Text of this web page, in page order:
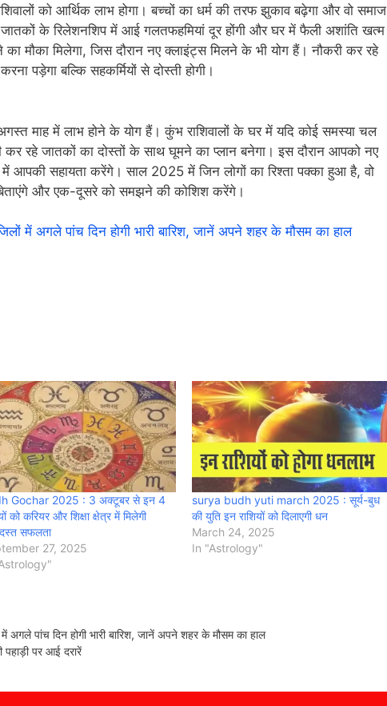
को आर्थिक लाभ होगा। बच्चों का धर्म की तरफ झुकाव बढ़ेगा और वो समाज
के रिलेशनशिप में आई गलतफहमियां दूर होंगी और घर में फैली अशांति खत्म
का मौका मिलेगा, जिस दौरान नए क्लाइंट्स मिलने के भी योग हैं। नौकरी कर रहे
पड़ेगा बल्कि सहकर्मियों से दोस्ती होगी।
माह में लाभ होने के योग हैं। कुंभ राशिवालों के घर में यदि कोई समस्या चल
कर रहे जातकों का दोस्तों के साथ घूमने का प्लान बनेगा। इस दौरान आपको नए
में आपकी सहायता करेंगे। साल 2025 में जिन लोगों का रिश्ता पक्का हुआ है, वो
और एक-दूसरे को समझने की कोशिश करेंगे।
अगले पांच दिन होगी भारी बारिश, जानें अपने शहर के मौसम का हाल
Gochar 2025 : 3 अक्टूबर से इन 4
को करियर और शिक्षा क्षेत्र में मिलेगी
सफलता
27, 2025
surya budh yuti march 2025 : सूर्य-बुध
की युति इन राशियों को दिलाएगी धन
March 24, 2025
In "Astrology"
पांच दिन होगी भारी बारिश, जानें अपने शहर के मौसम का हाल
पहाड़ी पर आई दरारें